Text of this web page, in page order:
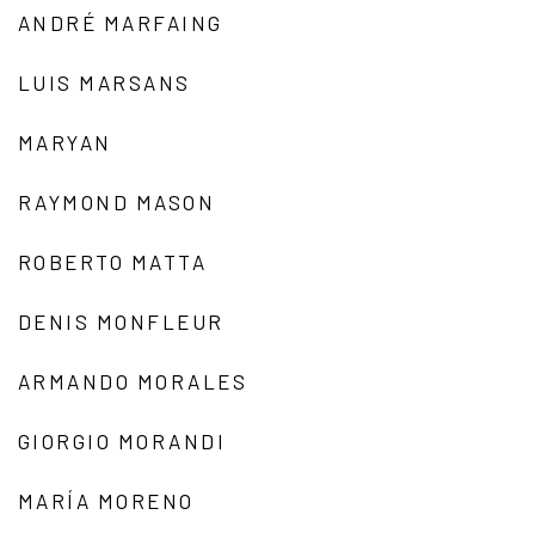
ANDRÉ MARFAING
LUIS MARSANS
MARYAN
RAYMOND MASON
ROBERTO MATTA
DENIS MONFLEUR
ARMANDO MORALES
GIORGIO MORANDI
MARÍA MORENO